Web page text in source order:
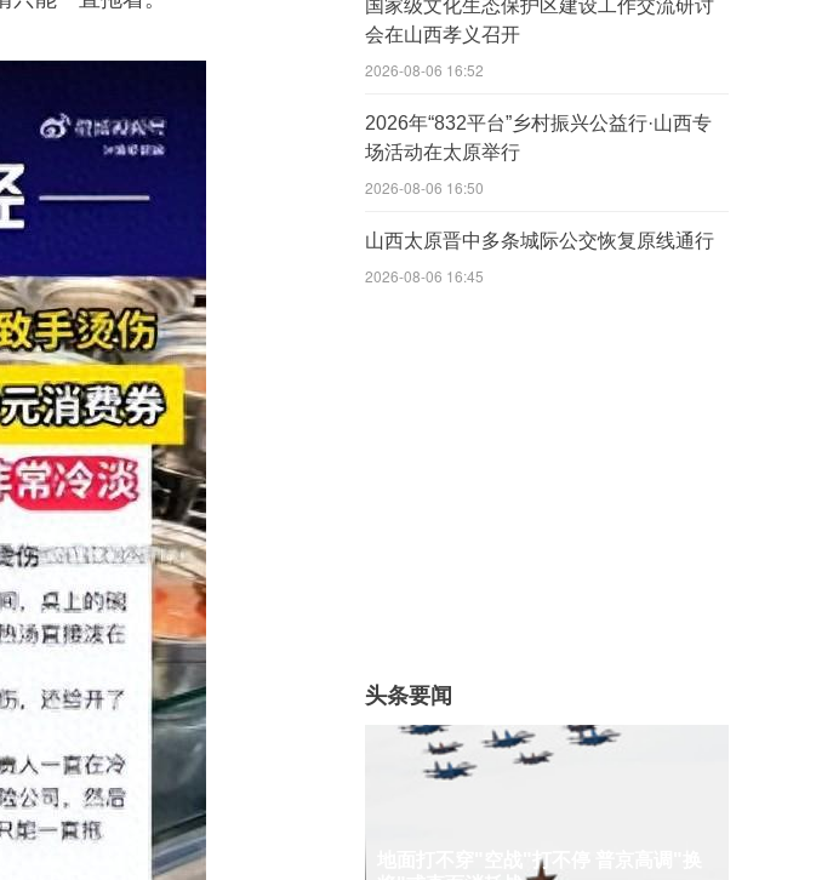
国家级文化生态保护区建设工作交流研讨
会在山西孝义召开
2026-08-06 16:52
2026年“832平台”乡村振兴公益行·山西专
场活动在太原举行
2026-08-06 16:50
山西太原晋中多条城际公交恢复原线通行
2026-08-06 16:45
头条要闻
地面打不穿"空战"打不停 普京高调"换